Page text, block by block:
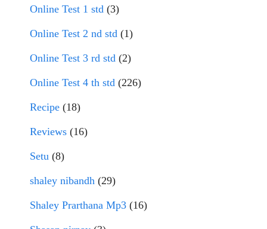
Online Test 1 std (3)
Online Test 2 nd std (1)
Online Test 3 rd std (2)
Online Test 4 th std (226)
Recipe (18)
Reviews (16)
Setu (8)
shaley nibandh (29)
Shaley Prarthana Mp3 (16)